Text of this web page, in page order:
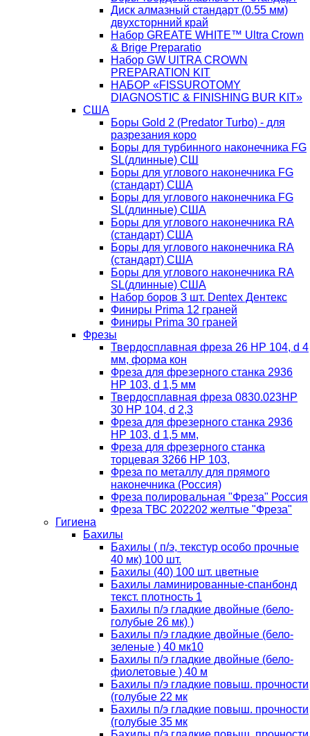
Диск алмазный стандарт (0.55 мм)
двухсторнний край
Набор GREATE WHITE™ Ultra Crown
& Brige Preparatio
Набор GW UlTRA CROWN
PREPARATION KIT
НАБОР «FISSUROTOMY
DIAGNOSTIC & FINISHING BUR KIT»
США
Боры Gold 2 (Predator Turbo) - для
разрезания коро
Боры для турбинного наконечника FG
SL(длинные) CШ
Боры для углового наконечника FG
(стандарт) США
Боры для углового наконечника FG
SL(длинные) CША
Боры для углового наконечника RA
(стандарт) США
Боры для углового наконечника RA
(стандарт) США
Боры для углового наконечника RA
SL(длинные) CША
Набор боров 3 шт. Dentex Дентекс
Финиры Prima 12 граней
Финиры Prima 30 граней
Фрезы
Твердосплавная фреза 26 HP 104, d 4
мм, форма кон
Фреза для фрезерного станка 2936
HP 103, d 1,5 мм
Твердосплавная фреза 0830.023HP
30 HP 104, d 2,3
Фреза для фрезерного станка 2936
HP 103, d 1,5 мм,
Фреза для фрезерного станка
торцевая 3266 HP 103,
Фреза по металлу для прямого
наконечника (Россия)
Фреза полировальная "Фреза" Россия
Фреза ТВС 202202 желтые "Фреза"
Гигиена
Бахилы
Бахилы ( п/э, текстур особо прочные
40 мк) 100 шт.
Бахилы (40) 100 шт. цветные
Бахилы ламинированные-спанбонд
текст. плотность 1
Бахилы п/э гладкие двойные (бело-
голубые 26 мк) )
Бахилы п/э гладкие двойные (бело-
зеленые ) 40 мк10
Бахилы п/э гладкие двойные (бело-
фиолетовые ) 40 м
Бахилы п/э гладкие повыш. прочности
(голубые 22 мк
Бахилы п/э гладкие повыш. прочности
(голубые 35 мк